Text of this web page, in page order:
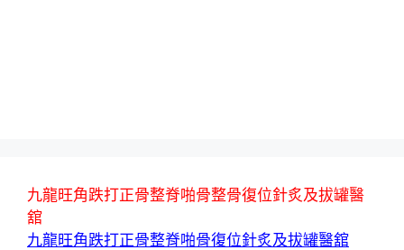
九龍旺角跌打正骨整脊啪骨整骨復位針炙及拔罐醫
舘
九龍旺角跌打正骨整脊啪骨復位針炙及拔罐醫舘